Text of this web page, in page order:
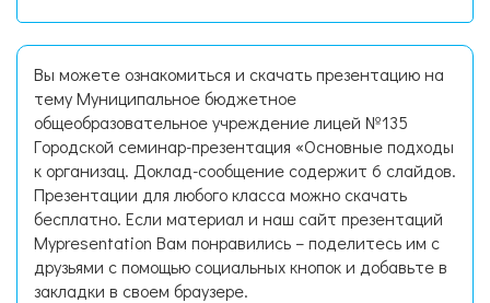
Вы можете ознакомиться и скачать презентацию на
тему Муниципальное бюджетное
общеобразовательное учреждение лицей №135
Городской семинар-презентация «Основные подходы
к организац. Доклад-сообщение содержит 6 слайдов.
Презентации для любого класса можно скачать
бесплатно. Если материал и наш сайт презентаций
Mypresentation Вам понравились – поделитесь им с
друзьями с помощью социальных кнопок и добавьте в
закладки в своем браузере.